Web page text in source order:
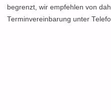
begrenzt, wir empfehlen von
Terminvereinbarung unter